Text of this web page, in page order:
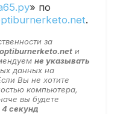
» по
.
за
optiburnerketo.netи
не указывать
данных на
Вы не хотите
компьютера,
вы будете
4 секунд